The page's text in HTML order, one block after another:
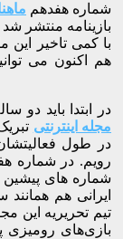
شماره هفدهم
بازینامه منتشر
با کمی تاخیر این
هم اکنون می
در ابتدا باید دو
مجله اینترنتی
در طول
رویم. در شماره
شماره های
ایرانی هم
تیم تحریریه این
بازی‌های رومیزی